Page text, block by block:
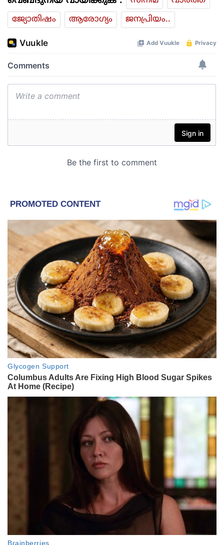
ജ്യോതിഷം
ആരോഗ്യം ജനപ്രിയം..